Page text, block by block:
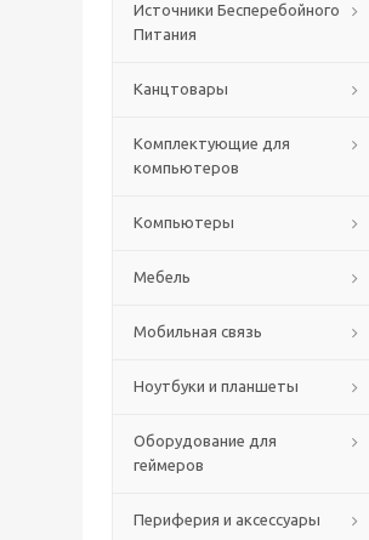
Источники Бесперебойного
Питания
Канцтовары
Комплектующие для
компьютеров
Компьютеры
Мебель
Мобильная связь
Ноутбуки и планшеты
Оборудование для
геймеров
Периферия и аксессуары